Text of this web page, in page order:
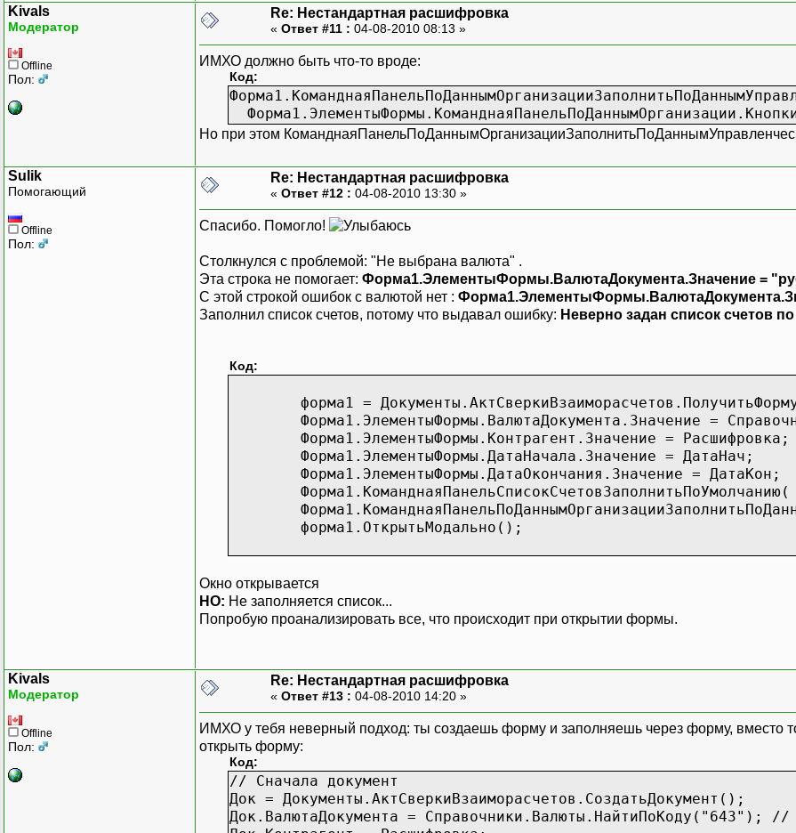
Kivals
Модератор
Offline
Пол:
Re: Нестандартная расшифровка
« Ответ #11 : 04-08-2010 08:13 »
ИМХО должно быть что-то вроде:
Код:
Но при этом
Sulik
Помогающий
Offline
Пол:
Re: Нестандартная расшифровка
« Ответ #12 : 04-08-2010 13:30 »
Спасибо. Помогло!
Столкнулся с проблемой: "Не выбрана валюта" .
Эта строка не помогает: Форма1.ЭлементыФормы.ВалютаДокумента.Значение =
С этой строкой ошибок с валютой нет :
Заполнил список счетов, потому что выдавал ошибку: Неверно задан список счетов
Код:
форма1 =
Форма1.ЭлементыФормы.ВалютаДокумента.Значение =
Форма1.ЭлементыФормы.Контрагент.Значение = Расшифровка;
Форма1.ЭлементыФормы.ДатаНачала.Значение = ДатаНач;
Форма1.ЭлементыФормы.ДатаОкончания.Значение = ДатаКон;
форма1.ОткрытьМодально();
Окно открывается
НО: Не заполняется список...
Попробую проанализировать все, что происходит при открытии формы.
Kivals
Модератор
Offline
Пол:
Re: Нестандартная расшифровка
« Ответ #13 : 04-08-2010 14:20 »
ИМХО у тебя неверный подход: ты создаешь форму и заполняешь через форму, вместо
открыть форму:
Код:
// Сначала документ
Док = Документы.АктСверкиВзаиморасчетов.СоздатьДокумент();
Док.ВалютаДокумента = Справочники.Валюты.НайтиПоКоду("643");